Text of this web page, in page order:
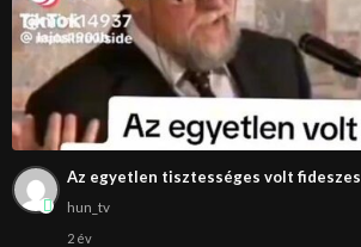
Az egyetlen tisztességes volt fideszes
hun_tv
2 év